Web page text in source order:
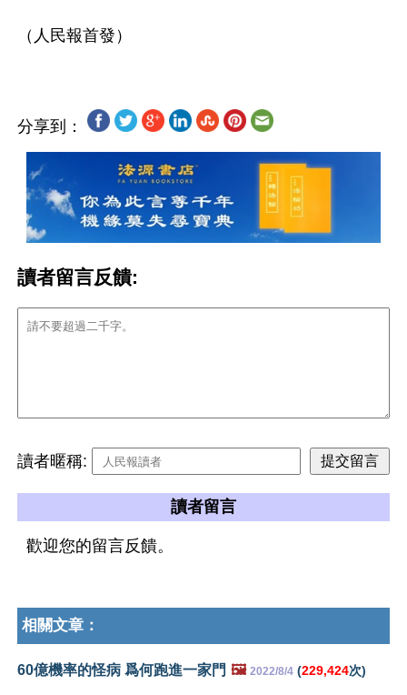
分享到：
讀者留言反饋:
讀者暱稱:
讀者留言
歡迎您的留言反饋。
相關文章：
60億機率的怪病 爲何跑進一家門 🖼️ 2022/8/4 (229,424次)